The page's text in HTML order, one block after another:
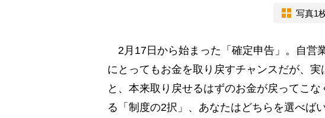
写真1
2月17日から始まった「確定申告」。自営
にとってもお金を取り戻すチャンスだが、
と、本来取り戻せるはずのお金が戻ってこ
る「制度の2択」、あなたはどちらを選べばい